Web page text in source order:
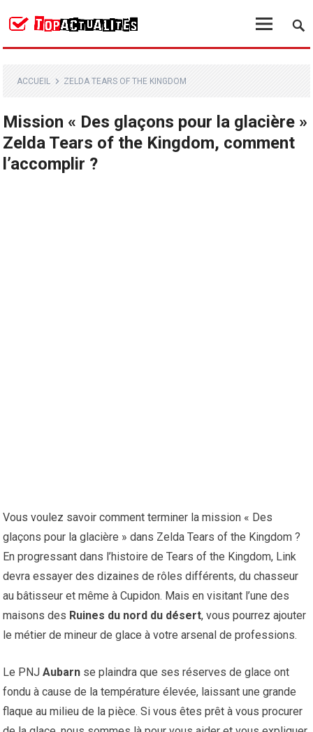
ACCUEIL ZELDA TEARS OF THE KINGDOM
Mission « Des glaçons pour la glacière »
Zelda Tears of the Kingdom, comment
l’accomplir ?
Vous voulez savoir comment terminer la mission « Des
glaçons pour la glacière » dans Zelda Tears of the Kingdom ?
En progressant dans l’histoire de Tears of the Kingdom, Link
devra essayer des dizaines de rôles différents, du chasseur
au bâtisseur et même à Cupidon. Mais en visitant l’une des
maisons des Ruines du nord du désert, vous pourrez ajouter
le métier de mineur de glace à votre arsenal de professions.
Le PNJAubarn se plaindra que ses réserves de glace ont
fondu à cause de la température élevée, laissant une grande
flaque au milieu de la pièce. Si vous êtes prêt à vous procurer